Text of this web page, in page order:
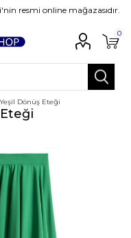
resmi online mağazasıdır.
0
Yeşil Dönüş Eteği